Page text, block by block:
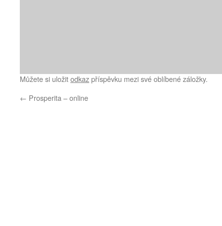
Můžete si uložitodkazpříspěvku mezi své oblíbené záložky.
← Prosperita – online